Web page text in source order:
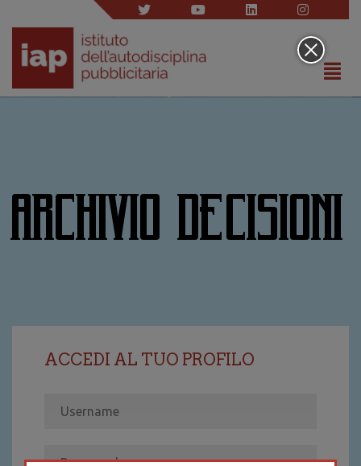
ARCHIVIO DECISIONI
ACCEDI AL TUO PROFILO